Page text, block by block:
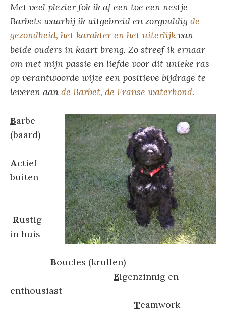
Met veel plezier fok ik af een toe een nestje
Barbets waarbij ik uitgebreid en zorgvuldig de
gezondheid, het karakter en het uiterlijk van
beide ouders in kaart breng. Zo streef ik ernaar
om met mijn passie en liefde voor dit unieke ras
op verantwoorde wijze een positieve bijdrage te
leveren aan de Barbet, de Franse waterhond.
Barbe
(baard)
Actief
buiten
Rustig
in huis
Boucles (krullen)
Eigenzinnig en
enthousiast
Teamwork